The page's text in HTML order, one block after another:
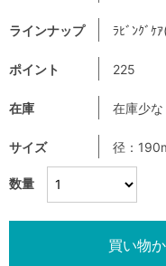
数量
ラインナップ ﾗﾋﾞﾝｸﾞｹ
ポイント 225
在庫 在庫少な
サイズ 径：